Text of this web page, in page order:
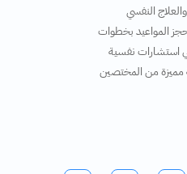
النفسي
المواعيد بخطوات
استشارات نفسية
مميزة من المختصين